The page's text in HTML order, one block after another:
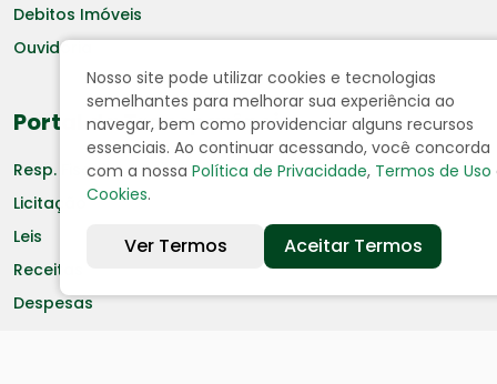
Debitos Imóveis
Ouvidoria
Portal da Transparência
Resp. Fiscal
Licitação
Leis
Receitas
Despesas
Nosso site pode utilizar cookies e tecnologias
semelhantes para melhorar sua experiência ao
navegar, bem como providenciar alguns recursos
essenciais. Ao continuar acessando, você concorda
com a nossaPolítica de Privacidade, Termos de Uso
Cookies.
Ver Termos Aceitar Termos